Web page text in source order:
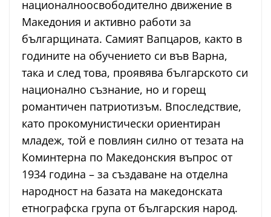
националноосвободително движение в
Македония и активно работи за
българщината. Самият Вапцаров, както в
годините на обучението си във Варна,
така и след това, проявява българското си
национално съзнание, но и горещ
романтичен патриотизъм. Впоследствие,
като прокомунистически ориентиран
младеж, той е повлиян силно от тезата на
Коминтерна по Македонския въпрос от
1934 година – за създаване на отделна
народност на базата на македонската
етнографска група от българския народ.